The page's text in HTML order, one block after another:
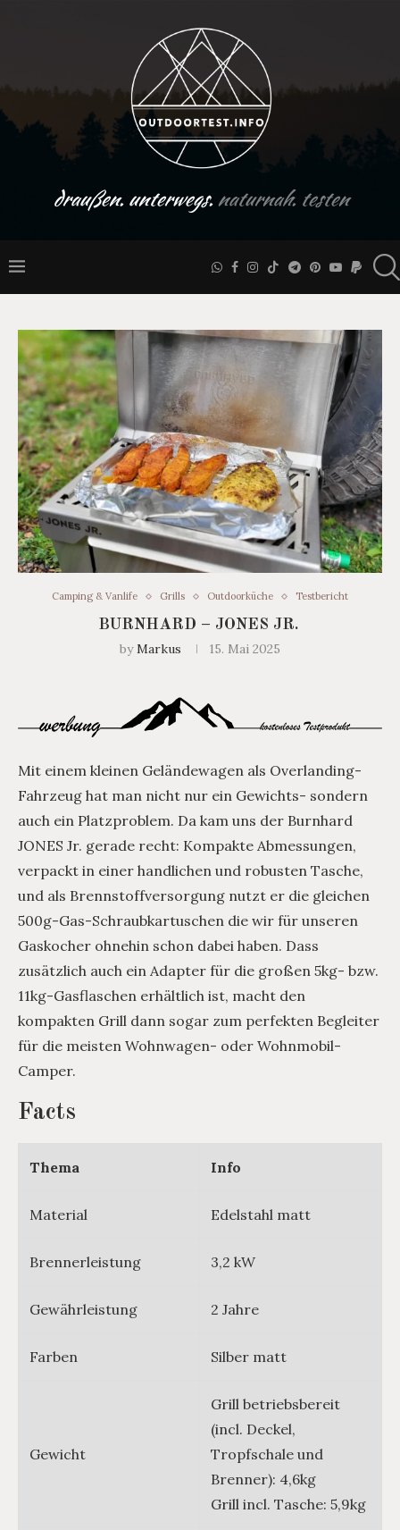
draußen. unterwegs.naturnah. testen
Camping & Vanlife Grills Outdoorküche Testbericht
BURNHARD – JONES JR.
byMarkus 15. Mai 2025
Mit einem kleinen Geländewagen als Overlanding-
Fahrzeug hat man nicht nur ein Gewichts- sondern
auch ein Platzproblem. Da kam uns der Burnhard
JONES Jr. gerade recht: Kompakte Abmessungen,
verpackt in einer handlichen und robusten Tasche,
und als Brennstoffversorgung nutzt er die gleichen
500g-Gas-Schraubkartuschen die wir für unseren
Gaskocher ohnehin schon dabei haben. Dass
zusätzlich auch ein Adapter für die großen 5kg- bzw.
11kg-Gasflaschen erhältlich ist, macht den
kompakten Grill dann sogar zum perfekten Begleiter
für die meisten Wohnwagen- oder Wohnmobil-
Camper.
Facts
Thema Info
Material Edelstahl matt
Brennerleistung 3,2 kW
Gewährleistung 2 Jahre
Farben Silber matt
Gewicht
Grill betriebsbereit
(incl. Deckel,
Tropfschale und
Brenner): 4,6kg
Grill incl. Tasche: 5,9kg